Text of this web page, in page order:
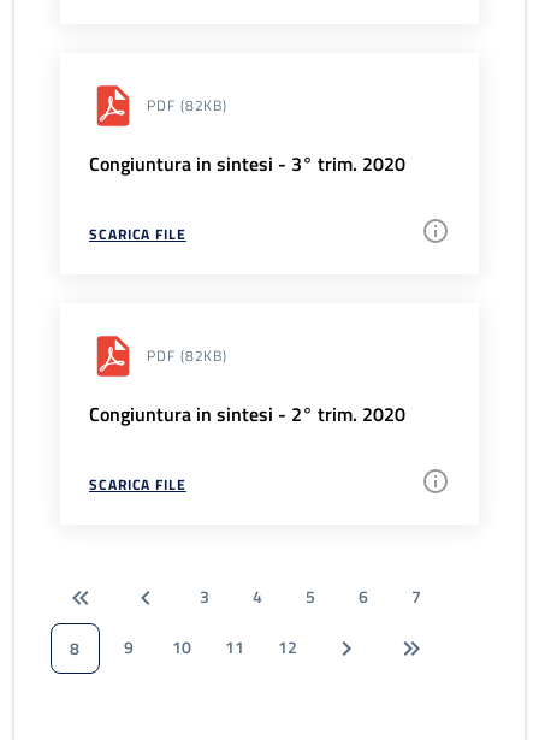
PDF (82KB)
Congiuntura in sintesi - 3° trim. 2020
SCARICA FILE
PDF (82KB)
Congiuntura in sintesi - 2° trim. 2020
SCARICA FILE
3 4 5 6
7
8
9 10 11 12